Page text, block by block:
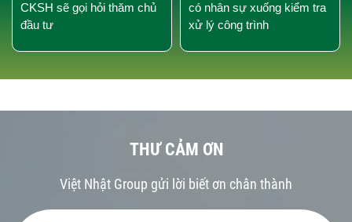
CKSH sẽ gọi hỏi thăm chủ
đầu tư
có nhân sự xuống kiểm tra
xử lý công trình
THƯ CẢM ƠN
Việt Nhật Group gửi lời biết ơn chân thành